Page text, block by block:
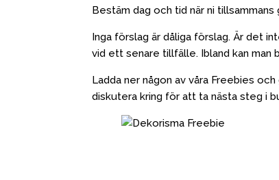
Bestäm dag och tid när ni
Inga förslag är dåliga förslag. Är det
vid ett senare tillfälle. Ibland kan man
Ladda ner någon av våra Freebies
diskutera kring för att ta nästa steg i